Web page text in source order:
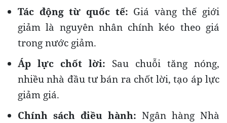
Tác động từ quốc tế: Giá vàng thế giới
giảm là nguyên nhân chính kéo theo giá
trong nước giảm.
Áp lực chốt lời: Sau chuỗi tăng nóng,
nhiều nhà đầu tư bán ra chốt lời, tạo áp lực
giảm giá.
Chính sách điều hành: Ngân hàng Nhà